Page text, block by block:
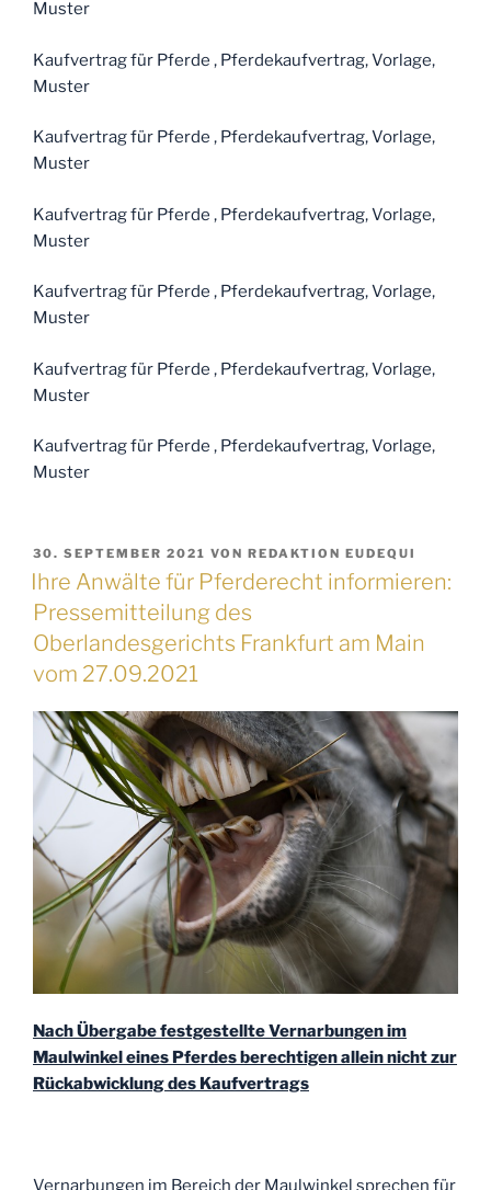
Muster
Kaufvertrag für Pferde , Pferdekaufvertrag, Vorlage,
Muster
Kaufvertrag für Pferde , Pferdekaufvertrag, Vorlage,
Muster
Kaufvertrag für Pferde , Pferdekaufvertrag, Vorlage,
Muster
Kaufvertrag für Pferde , Pferdekaufvertrag, Vorlage,
Muster
Kaufvertrag für Pferde , Pferdekaufvertrag, Vorlage,
Muster
Kaufvertrag für Pferde , Pferdekaufvertrag, Vorlage,
Muster
VERÖFFENTLICHT
AM
30. SEPTEMBER 2021 VON REDAKTION EUDEQUI
Ihre Anwälte für Pferderecht informieren:
Pressemitteilung des
Oberlandesgerichts Frankfurt am Main
vom 27.09.2021
Nach Übergabe festgestellte Vernarbungen im
Maulwinkel eines Pferdes berechtigen allein nicht zur
Rückabwicklung des Kaufvertrags
Vernarbungen im Bereich der Maulwinkel sprechen für